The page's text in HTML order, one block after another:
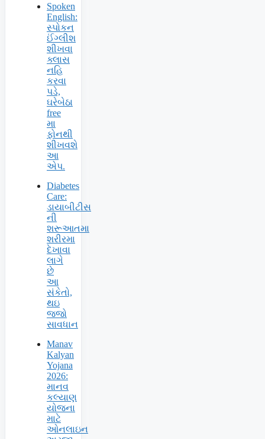
Spoken
English:
સ્પોકન
ઈંગ્લીશ
શીખવા
ક્લાસ
નહિ
કરવા
પડે,
ઘરેબેઠા
free
મા
ફોનથી
શીખવશે
આ
એપ.
Diabetes
Care:
ડાયાબીટીસ
ની
શરૂઆતમા
શરીરમા
દેખાવા
લાગે
છે
આ
સંકેતો,
થઇ
જજો
સાવધાન
Manav
Kalyan
Yojana
2026:
માનવ
કલ્યાણ
યોજના
માટે
ઓનલાઇન